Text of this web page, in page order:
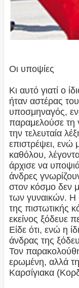
Οι υποψίες
Κι αυτό γιατί ο
ήταν αστέρας
υποσμηναγός,
παραμελούσε τη
την τελευταία
επιστρέψει, ενώ
καθόλου,
άρχισε να
άνδρες
στον κόσμο δεν
των γυναικών. Η
της πιστωτικής
εκείνος ξόδευε
Είδε ότι, ενώ η
άνδρας της
Τον
ερωμένη, αλλά
Καρσίγιακα